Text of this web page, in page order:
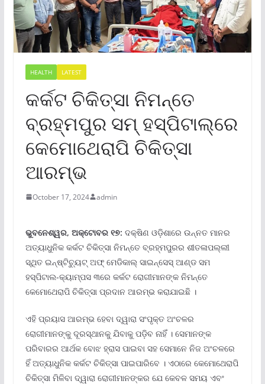
HEALTH LATEST
କର୍କଟ ଚିକିତ୍ସା ନିମନ୍ତେ
ବ୍ରହ୍ମପୁର ସମ୍ ହସ୍ପିଟାଲ୍‌ରେ
କେମୋଥେରାପି ଚିକିତ୍ସା
ଆରମ୍ଭ
October 17, 2024 admin
ଭୁବନେଶ୍ୱର, ଅକ୍ଟୋବର ୧୭: ଦକ୍ଷିଣ ଓଡ଼ିଶାରେ ଉନ୍ନତ ମାନର
ଅତ୍ୟାଧୁନିକ କର୍କଟ ଚିକିତ୍ସା ନିମନ୍ତେ ବ୍ରହ୍ମପୁରର ଶୀତଳାପଲ୍ଲୀ
ସ୍ଥିତ ଇନ୍‌ଷ୍ଟିଚ୍ୟୁଟ୍ ଅଫ୍ ମେଡିକାଲ୍ ସାଇନ୍‌ସେସ୍ ଆଣ୍ଡ ସମ
ହସ୍ପିଟାଲ-କ୍ୟାମ୍ପସ ୩ରେ କର୍କଟ ରୋଗୀମାନଙ୍କ ନିମନ୍ତେ
କେମୋଥେରାପି ଚିକିତ୍ସା ପ୍ରଦାନ ଆରମ୍ଭ କରାଯାଇଛି ।
ଏହି ପ୍ରୟାସ ଆରମ୍ଭ ହେବା ଦ୍ୱାରା ସଂପୃକ୍ତ ଅଂଚଳର
ରୋଗୀମାନଙ୍କୁ ଦୂରସ୍ଥାନକୁ ଯିବାକୁ ପଡ଼ିବ ନାହିଁ । ସେମାନଙ୍କ
ପରିବାରର ଆର୍ଥକ ବୋଝ ହ୍ରାସ ପାଇବା ସହ ସେମାନେ ନିଜ ଅଂଚଳରେ
ହିଁ ଅତ୍ୟାଧୁନିକ କର୍କଟ ଚିକିତ୍ସା ପାଇପାରିବେ । ଏଠାରେ କେମୋଥେରାପି
ଚିକିତ୍ସା ମିଳିବା ଦ୍ୱାରା ରୋଗୀମାନଙ୍କର ଯେ କେବଳ ସମୟ ଏବଂ